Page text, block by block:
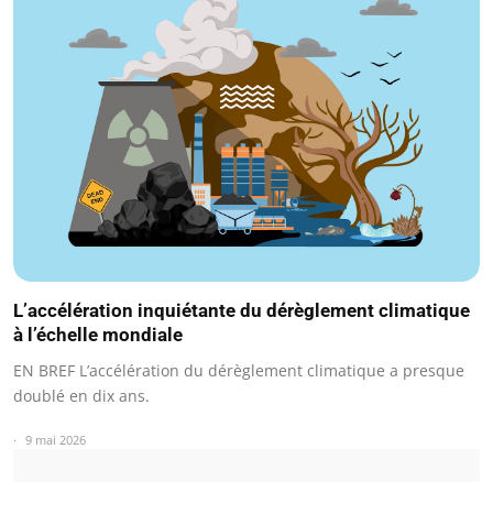
L’accélération inquiétante du dérèglement climatique
à l’échelle mondiale
EN BREF L’accélération du dérèglement climatique a presque
doublé en dix ans.
9 mai 2026